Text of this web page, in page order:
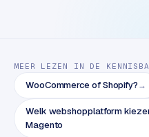
R
e
t
a
i
MEER LEZEN IN DE
WooCommerce of Shopify?→
Welk webshopplatform
Magento